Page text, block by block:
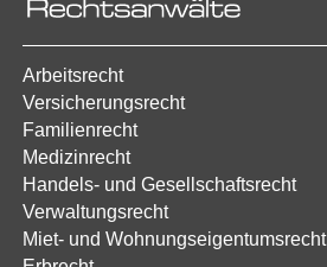
Arbeitsrecht
Versicherungsrecht
Familienrecht
Medizinrecht
Handels- und Gesellschaftsrecht
Verwaltungsrecht
Miet- und Wohnungseigentumsrecht